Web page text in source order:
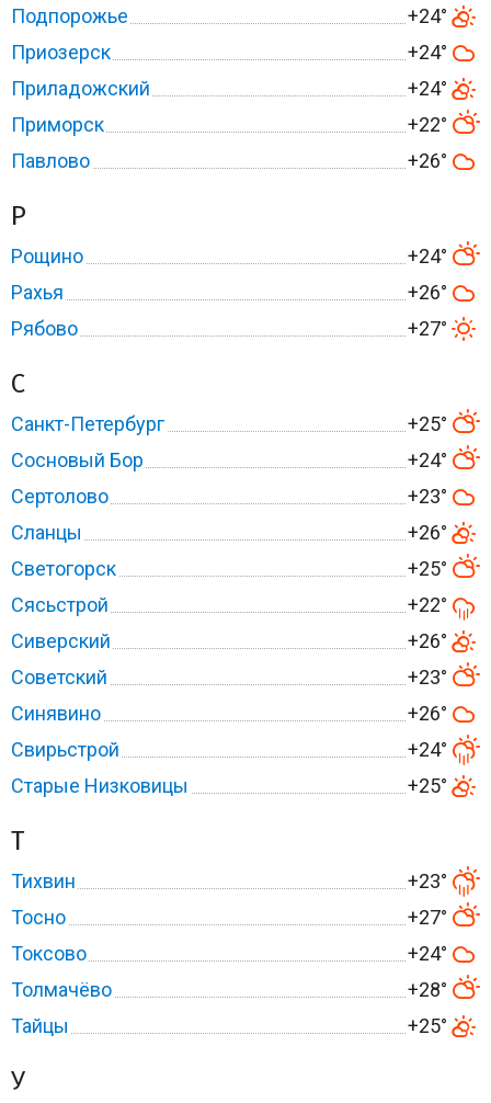
Подпорожье
+24°
Приозерск
+24°
Приладожский
+24°
Приморск
+22°
Павлово
+26°
Р
Рощино
+24°
Рахья
+26°
Рябово
+27°
С
Санкт-Петербург
+25°
Сосновый Бор
+24°
Сертолово
+23°
Сланцы
+26°
Светогорск
+25°
Сясьстрой
+22°
Сиверский
+26°
Советский
+23°
Синявино
+26°
Свирьстрой
+24°
Старые Низковицы
+25°
Т
Тихвин
+23°
Тосно
+27°
Токсово
+24°
Толмачёво
+28°
Тайцы
+25°
У